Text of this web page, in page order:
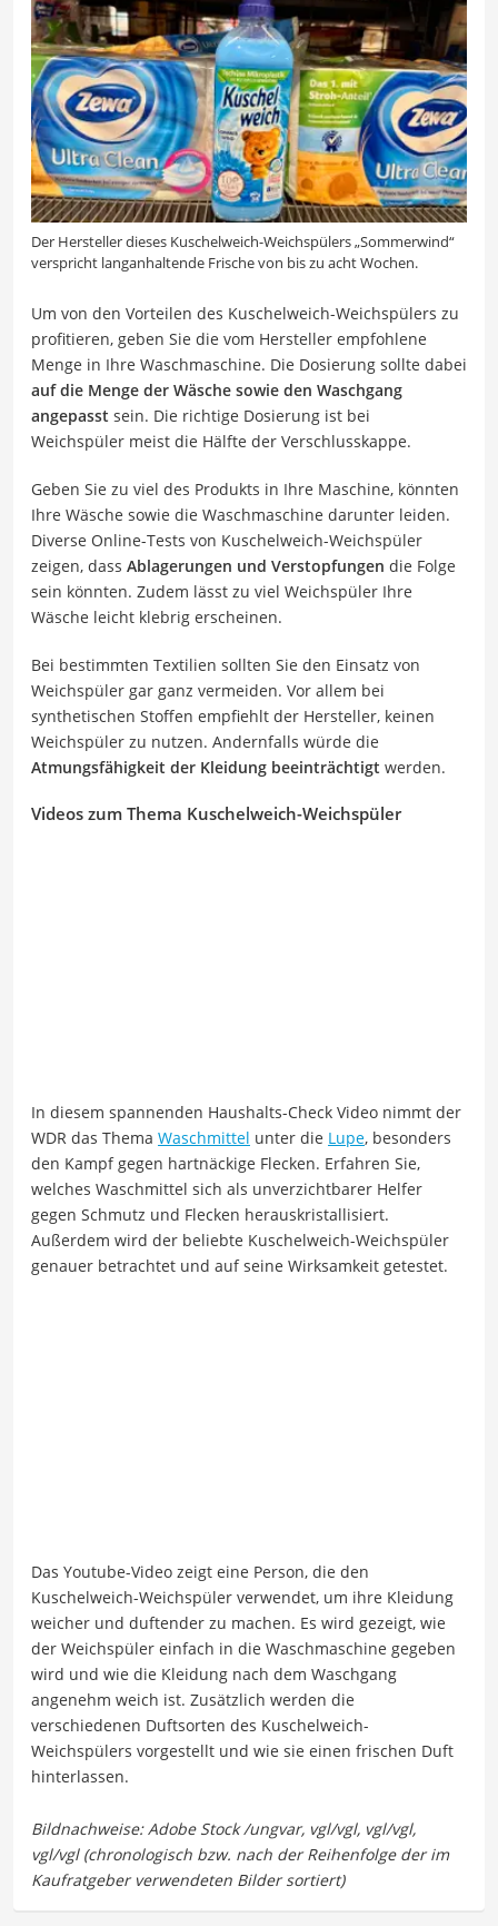
Der Hersteller dieses Kuschelweich-Weichspülers „Sommerwind“
verspricht langanhaltende Frische von bis zu acht Wochen.
Um von den Vorteilen des Kuschelweich-Weichspülers zu
profitieren, geben Sie die vom Hersteller empfohlene
Menge in Ihre Waschmaschine. Die Dosierung sollte dabei
auf die Menge der Wäsche sowie den Waschgang
angepasst sein. Die richtige Dosierung ist bei
Weichspüler meist die Hälfte der Verschlusskappe.
Geben Sie zu viel des Produkts in Ihre Maschine, könnten
Ihre Wäsche sowie die Waschmaschine darunter leiden.
Diverse Online-Tests von Kuschelweich-Weichspüler
zeigen, dass Ablagerungen und Verstopfungen die Folge
sein könnten. Zudem lässt zu viel Weichspüler Ihre
Wäsche leicht klebrig erscheinen.
Bei bestimmten Textilien sollten Sie den Einsatz von
Weichspüler gar ganz vermeiden. Vor allem bei
synthetischen Stoffen empfiehlt der Hersteller, keinen
Weichspüler zu nutzen. Andernfalls würde die
Atmungsfähigkeit der Kleidung beeinträchtigt werden.
Videos zum Thema Kuschelweich-Weichspüler
In diesem spannenden Haushalts-Check Video nimmt der
WDR das Thema Waschmittel unter die Lupe, besonders
den Kampf gegen hartnäckige Flecken. Erfahren Sie,
welches Waschmittel sich als unverzichtbarer Helfer
gegen Schmutz und Flecken herauskristallisiert.
Außerdem wird der beliebte Kuschelweich-Weichspüler
genauer betrachtet und auf seine Wirksamkeit getestet.
Das Youtube-Video zeigt eine Person, die den
Kuschelweich-Weichspüler verwendet, um ihre Kleidung
weicher und duftender zu machen. Es wird gezeigt, wie
der Weichspüler einfach in die Waschmaschine gegeben
wird und wie die Kleidung nach dem Waschgang
angenehm weich ist. Zusätzlich werden die
verschiedenen Duftsorten des Kuschelweich-
Weichspülers vorgestellt und wie sie einen frischen Duft
hinterlassen.